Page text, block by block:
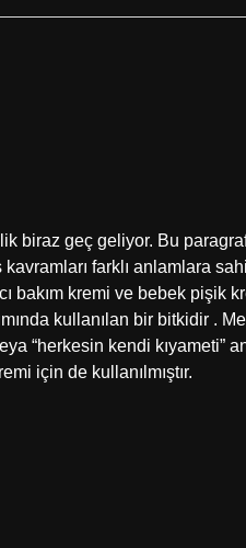
biraz geç geliyor. Bu
farklı anlamlara
bakım kremi ve bebek pişik
kullanılan bir bitkidir .
“herkesin kendi kıyameti”
için de kullanılmıştır.